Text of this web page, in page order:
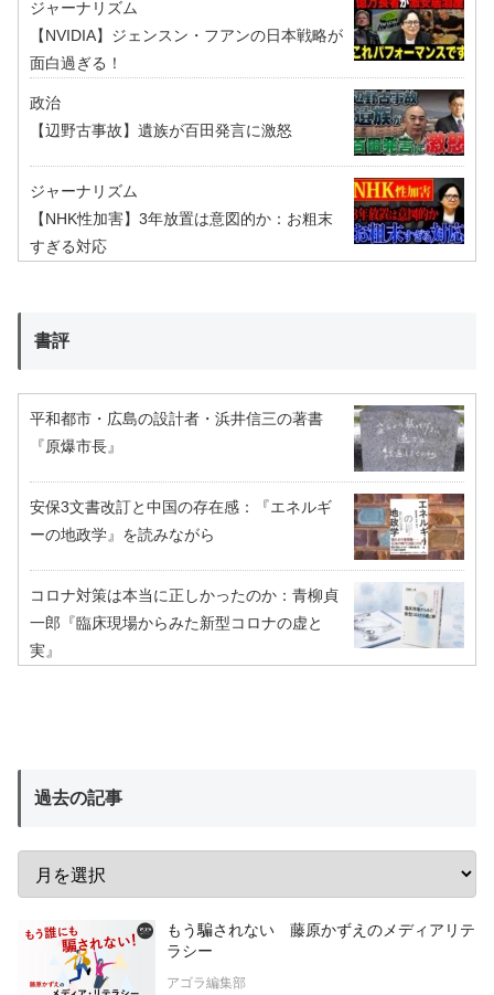
ジャーナリズム
【NVIDIA】ジェンスン・フアンの日本戦略が
面白過ぎる！
政治
【辺野古事故】遺族が百田発言に激怒
ジャーナリズム
【NHK性加害】3年放置は意図的か：お粗末
すぎる対応
書評
平和都市・広島の設計者・浜井信三の著書
『原爆市長』
安保3文書改訂と中国の存在感：『エネルギ
ーの地政学』を読みながら
コロナ対策は本当に正しかったのか：青柳貞
一郎『臨床現場からみた新型コロナの虚と
実』
過去の記事
もう騙されない 藤原かずえのメディアリテ
ラシー
アゴラ編集部